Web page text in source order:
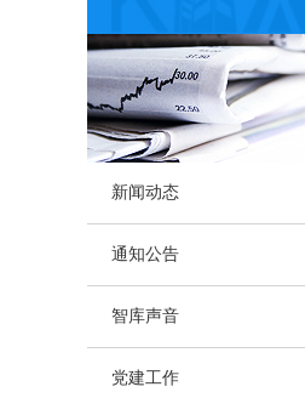
新闻动态
通知公告
智库声音
党建工作